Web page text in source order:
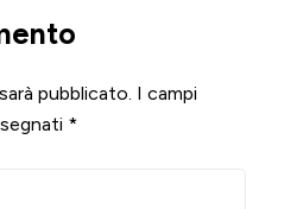
pubblicato. I campi
*